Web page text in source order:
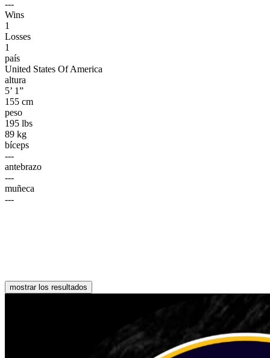
---
Wins
1
Losses
1
país
United States Of America
altura
5’ 1”
155 cm
peso
195 lbs
89 kg
bíceps
---
antebrazo
---
muñeca
---
mostrar los resultados